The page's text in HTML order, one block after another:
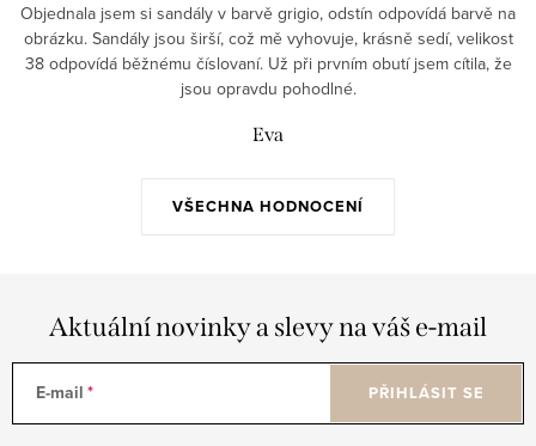
VŠECHNA HODNOCENÍ
Objednala jsem si sandály v barvě grigio, odstín odpovídá barvě na
obrázku. Sandály jsou širší, což mě vyhovuje, krásně sedí, velikost
38 odpovídá běžnému číslovaní. Už při prvním obutí jsem cítila, že
jsou opravdu pohodlné.
Eva
Aktuální novinky a slevy na váš e-mail
E-mail PŘIHLÁSIT SE